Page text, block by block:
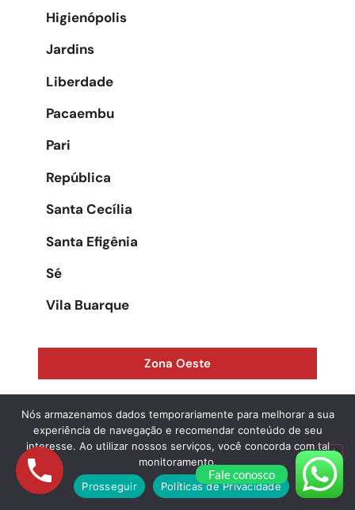
Higienópolis
Jardins
Liberdade
Pacaembu
Pari
República
Santa Cecília
Santa Efigênia
Sé
Vila Buarque
Zona Oeste
Água Branca
Alphaville
Alto da Lapa
Fale conosco
Nós armazenamos dados temporariamente para melhorar a sua
experiência de navegação e recomendar conteúdo de seu
interesse. Ao utilizar nossos serviços, você concorda com tal
monitoramento.
Prosseguir
Políticas de Privacidade